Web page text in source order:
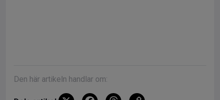
Den här artikeln handlar om: